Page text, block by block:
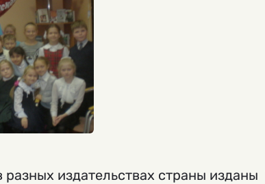
издательствах страны изданы